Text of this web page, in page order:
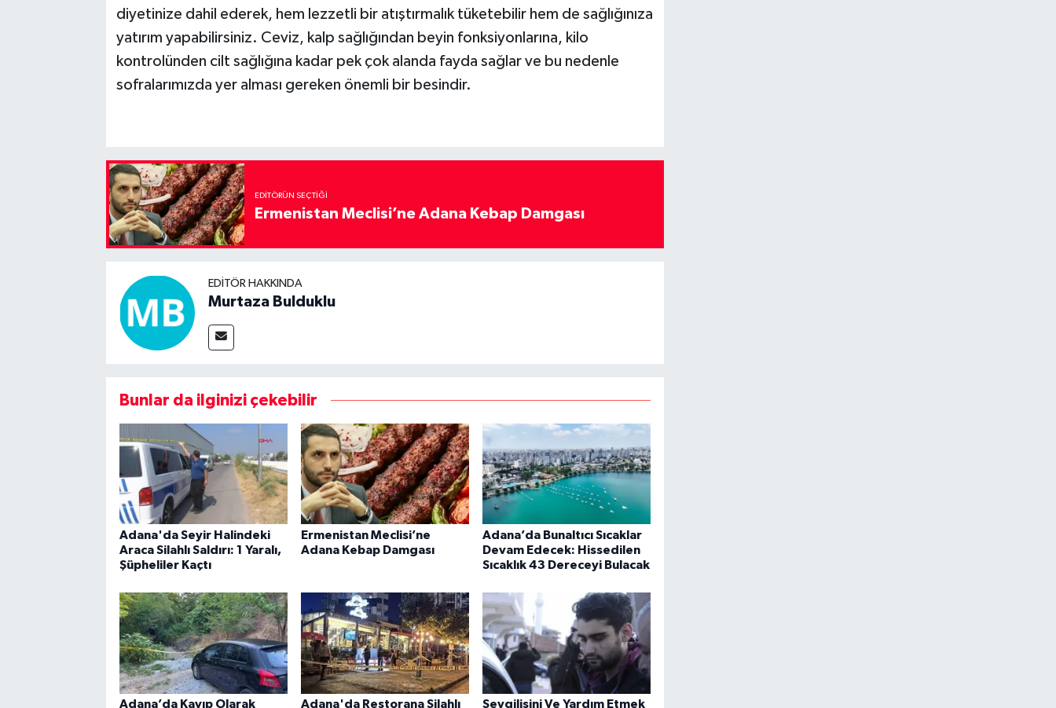
diyetinize dahil ederek, hem lezzetli bir atıştırmalık tüketebilir hem de sağlığınıza
yatırım yapabilirsiniz. Ceviz, kalp sağlığından beyin fonksiyonlarına, kilo
kontrolünden cilt sağlığına kadar pek çok alanda fayda sağlar ve bu nedenle
sofralarımızda yer alması gereken önemli bir besindir.
EDITÖRÜN SEÇTIĞI
Ermenistan Meclisi’ne Adana Kebap Damgası
EDITÖR HAKKINDA
Murtaza Bulduklu
Bunlar da ilginizi çekebilir
Adana'da Seyir Halindeki
Araca Silahlı Saldırı: 1 Yaralı,
Şüpheliler Kaçtı
Ermenistan Meclisi’ne
Adana Kebap Damgası
Adana’da Bunaltıcı Sıcaklar
Devam Edecek: Hissedilen
Sıcaklık 43 Dereceyi Bulacak
Adana’da Kayıp Olarak Adana'da Restorana Silahlı Sevgilisini Ve Yardım Etmek